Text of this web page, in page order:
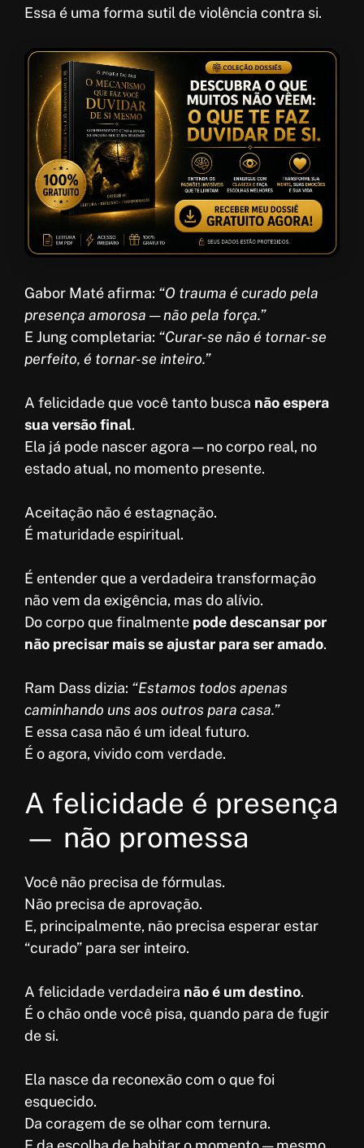
Essa é uma forma sutil de violência contra si.
Gabor Maté afirma: “O trauma é curado pela
presença amorosa — não pela força.”
E Jung completaria: “Curar-se não é tornar-se
perfeito, é tornar-se inteiro.”
A felicidade que você tanto busca não espera
sua versão final.
Ela já pode nascer agora — no corpo real, no
estado atual, no momento presente.
Aceitação não é estagnação.
É maturidade espiritual.
É entender que a verdadeira transformação
não vem da exigência, mas do alívio.
Do corpo que finalmente pode descansar por
não precisar mais se ajustar para ser amado.
Ram Dass dizia: “Estamos todos apenas
caminhando uns aos outros para casa.”
E essa casa não é um ideal futuro.
É o agora, vivido com verdade.
A felicidade é presença
— não promessa
Você não precisa de fórmulas.
Não precisa de aprovação.
E, principalmente, não precisa esperar estar
“curado” para ser inteiro.
A felicidade verdadeira não é um destino.
É o chão onde você pisa, quando para de fugir
de si.
Ela nasce da reconexão com o que foi
esquecido.
Da coragem de se olhar com ternura.